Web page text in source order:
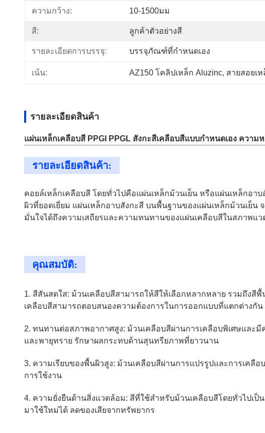
ความกว้าง: 10-1500มม
สี: ลูกค้าตัวอย่างสี
รายละเอียดการบรรจุ: บรรจุภัณฑ์ที่กำหนดเอง
เน้น: AZ150 โคลิปเหล็ก Aluzinc, สายสอยเ
รายละเอียดสินค้า
แผ่นเหล็กเคลือบสี PPGI PPGL สังกะสีเคลือบสีแบบกำหนดเอง ความ
รายละเอียดสินค้า:
คอยล์เหล็กเคลือบสี โดยทั่วไปคือแผ่นเหล็กม้วนเย็น หรือแผ่นเหล็กอ
ผิวที่ยอดเยี่ยม แผ่นเหล็กอาบสังกะสี บนพื้นฐานของแผ่นเหล็กม้วนเย็
มั่นใจได้ถึงความเสถียรและความทนทานของแผ่นเคลือบสีในสภาพแ
คุณสมบัติ:
1. สีสันสดใส: ม้วนเคลือบสีสามารถให้สีให้เลือกหลากหลาย รวมถึงสีพื้
เคลือบสีสามารถตอบสนองความต้องการในการออกแบบที่แตกต่าง
2. ทนทานต่อสภาพอากาศสูง: ม้วนเคลือบสีผ่านการเคลือบพิเศษแล
และพายุทราย รักษาผลกระทบด้านสุนทรียภาพที่ยาวนาน
3. ความเรียบของพื้นผิวสูง: ม้วนเคลือบสีผ่านการแปรรูปและการเคลื
การใช้งาน
4. ความยั่งยืนด้านสิ่งแวดล้อม: สีที่ใช้สำหรับม้วนเคลือบสีโดยทั่วไปเ
มาใช้ใหม่ได้ ลดของเสียจากทรัพยากร